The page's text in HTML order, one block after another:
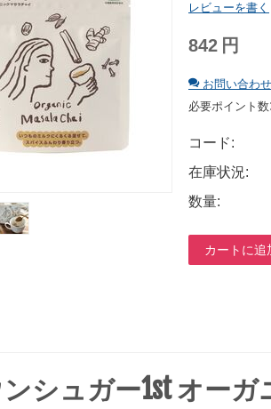
レビューを書く
842 円
お問い合わせ
必要ポイント数:
コード:
在庫状況:
数量:
カートに追
シュガー1st オー